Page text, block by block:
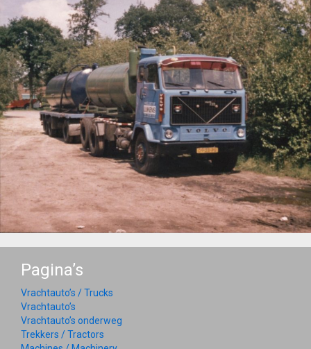
Pagina’s
Vrachtauto’s / Trucks
Vrachtauto’s
Vrachtauto’s onderweg
Trekkers / Tractors